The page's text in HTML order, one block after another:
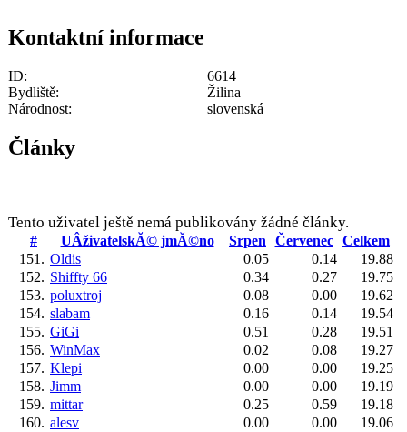
Kontaktní informace
ID:
6614
Bydliště:
Žilina
Národnost:
slovenská
Články
Tento uživatel ještě nemá publikovány žádné články.
# UÂživatelskĂ© jmĂ©no Srpen Červenec
Celkem
151. Oldis 0.05 0.14
19.88
152. Shiffty 66 0.34 0.27
19.75
153. poluxtroj 0.08 0.00
19.62
154. slabam 0.16 0.14
19.54
155. GiGi 0.51 0.28
19.51
156. WinMax 0.02 0.08
19.27
157. Klepi 0.00 0.00
19.25
158. Jimm 0.00 0.00
19.19
159. mittar 0.25 0.59
19.18
160. alesv 0.00 0.00
19.06